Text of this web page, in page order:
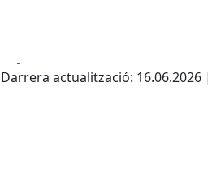
Darrera actualització: 16.06.2026